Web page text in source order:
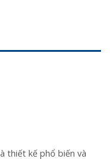
thiết kế phổ biến và